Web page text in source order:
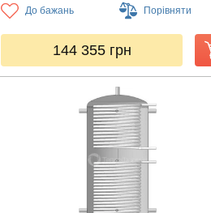
До бажань Порівняти
144 355 грн